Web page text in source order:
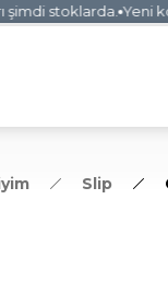
stoklarda. Yeni
Slip